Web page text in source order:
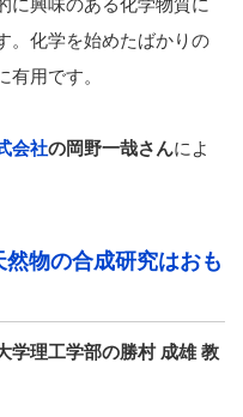
に興味のある化学物質に
。化学を始めたばかりの
有用です。
会社の岡野一哉さんによ
物の合成研究はおも
学理工学部の勝村 成雄 教